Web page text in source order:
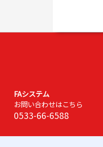
FAシステム
お問い合わせはこちら
0533-66-6588